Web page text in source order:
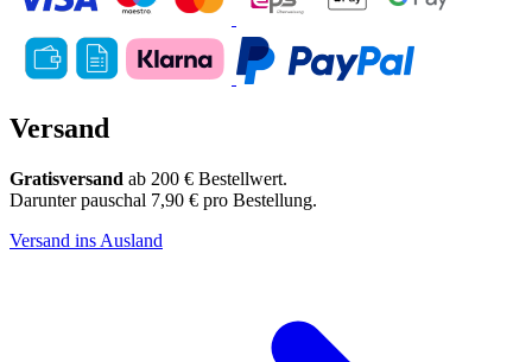
Versand
Gratisversand ab 200 € Bestellwert.
Darunter pauschal 7,90 € pro Bestellung.
Versand ins Ausland